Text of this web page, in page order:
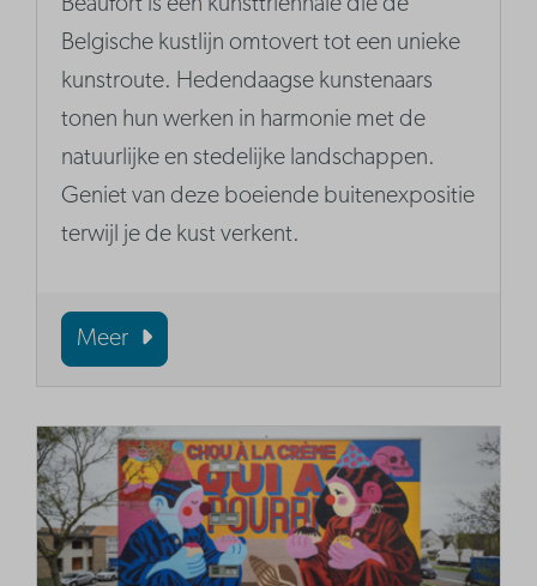
Beaufort is een kunsttriënnale die de
Belgische kustlijn omtovert tot een unieke
kunstroute. Hedendaagse kunstenaars
tonen hun werken in harmonie met de
natuurlijke en stedelijke landschappen.
Geniet van deze boeiende buitenexpositie
terwijl je de kust verkent.
Meer